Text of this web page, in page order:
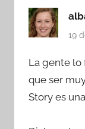
19
La gente lo
que ser
Story es